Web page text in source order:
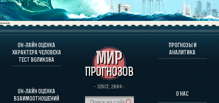
----
ОН-ЛАЙН ОЦЕНКА
ХАРАКТЕРА ЧЕЛОВЕКА
ТЕСТ ВОЛИКОВА
ОН-ЛАЙН ОЦЕНКА
ВЗАИМООТНОШЕНИЙ
· SINCE. 2004 ·
ПРОГНОЗЫ И
АНАЛИТИКА
О НАС
О ПРОГРАММЕ
ОЦЕНКА ХАРАКТЕРA ЧЕЛОВЕКА
ОЦЕНКА ХАРАКТЕРА ВЫДАЮЩИХСЯ ЛИЧНОСТЕЙ
О ПРОГРАММЕ